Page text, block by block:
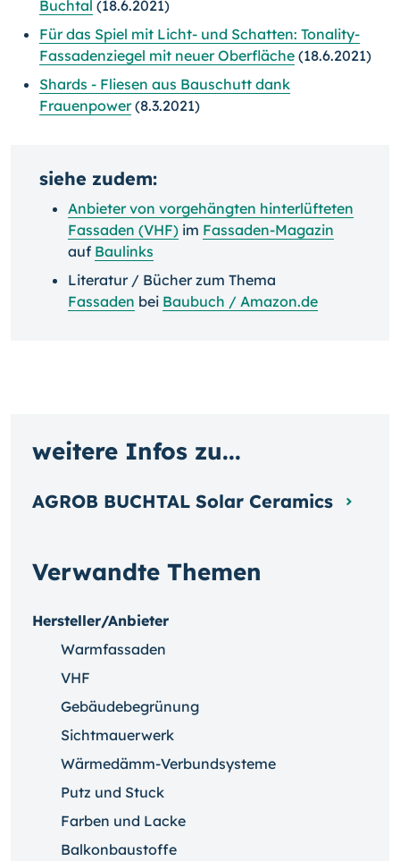
Buchtal (18.6.2021)
Für das Spiel mit Licht- und Schatten: Tonality-
Fassadenziegel mit neuer Oberfläche (18.6.2021)
Shards - Fliesen aus Bauschutt dank
Frauenpower(8.3.2021)
siehe zudem:
Anbieter von vorgehängten hinterlüfteten
Fassaden (VHF) im Fassaden-Magazin
auf Baulinks
Literatur / Bücher zum Thema
Fassaden bei Baubuch / Amazon.de
Verwandte Themen
Hersteller/Anbieter
Warmfassaden
VHF
Gebäudebegrünung
Sichtmauerwerk
Wärmedämm-Verbundsysteme
Putz und Stuck
Farben und Lacke
Balkonbaustoffe
weitere Infos zu...
AGROB BUCHTAL Solar Ceramics